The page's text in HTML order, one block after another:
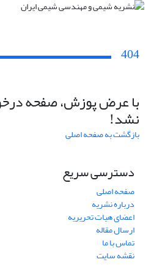
404
با عرض پوزش، صفحه
نشد!
بازگشت به صفحه اصلی
دسترسی سریع
صفحه اصلی
درباره نشریه
اعضای هیات تحریریه
ارسال مقاله
تماس با ما
نقشه سایت